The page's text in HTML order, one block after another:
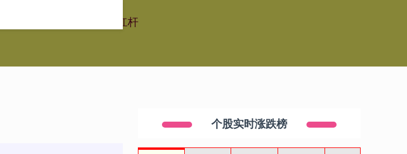
专业实盘配资杠杆
个股实时涨跌榜